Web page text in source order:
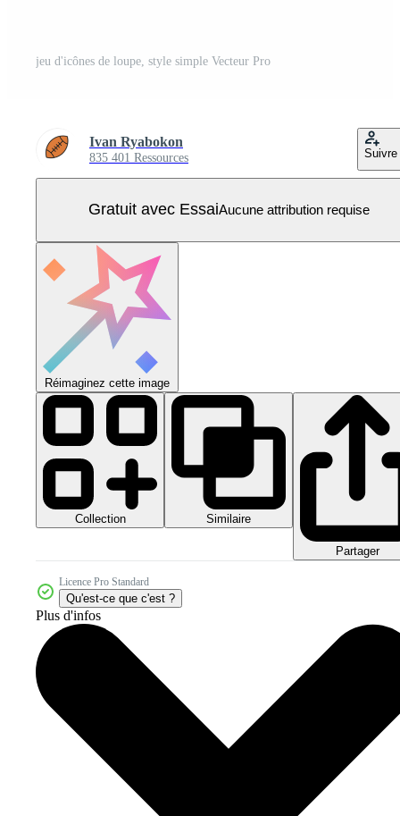
jeu d'icônes de loupe, style simple Vecteur Pro
Ivan Ryabokon
835 401 Ressources Suivre
Gratuit avec EssaiAucune attribution requise
Réimaginez cette image
Collection Similaire
Partager
Licence Pro Standard
Qu'est-ce que c'est ?
Plus d'infos